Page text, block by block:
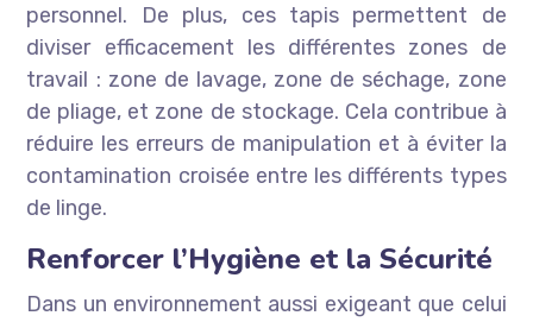
personnel. De plus, ces tapis permettent de
diviser efficacement les différentes zones de
travail : zone de lavage, zone de séchage, zone
de pliage, et zone de stockage. Cela contribue à
réduire les erreurs de manipulation et à éviter la
contamination croisée entre les différents types
de linge.
Renforcer l’Hygiène et la Sécurité
Dans un environnement aussi exigeant que celui